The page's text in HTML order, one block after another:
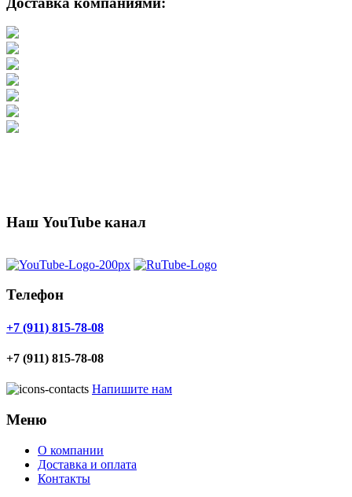
Наш YouTube канал
Телефон
+7 (911) 815-78-08
+7 (911) 815-78-08
Напишите нам
Меню
О компании
Доставка и оплата
Контакты